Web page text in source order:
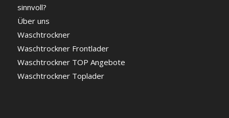
sinnvoll?
Über uns
Waschtrockner
Waschtrockner Frontlader
Waschtrockner TOP Angebote
Waschtrockner Toplader